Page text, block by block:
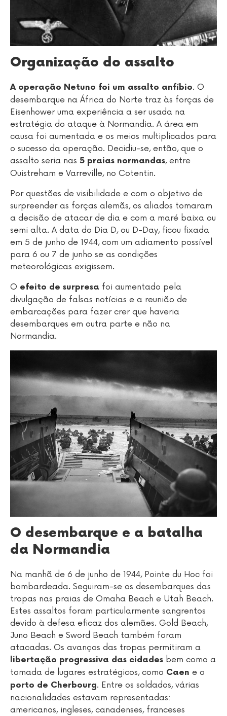
Organização do assalto
A operação Netuno foi um assalto anfíbio. O
desembarque na África do Norte traz às forças de
Eisenhower uma experiência a ser usada na
estratégia do ataque à Normandia. A área em
causa foi aumentada e os meios multiplicados para
o sucesso da operação. Decidiu-se, então, que o
assalto seria nas 5 praias normandas, entre
Ouistreham e Varreville, no Cotentin.
Por questões de visibilidade e com o objetivo de
surpreender as forças alemãs, os aliados tomaram
a decisão de atacar de dia e com a maré baixa ou
semi alta. A data do Dia D, ou D-Day, ficou fixada
em 5 de junho de 1944, com um adiamento possível
para 6 ou 7 de junho se as condições
meteorológicas exigissem.
O efeito de surpresa foi aumentado pela
divulgação de falsas notícias e a reunião de
embarcações para fazer crer que haveria
desembarques em outra parte e não na
Normandia.
O desembarque e a batalha
da Normandia
Na manhã de 6 de junho de 1944, Pointe du Hoc foi
bombardeada. Seguiram-se os desembarques das
tropas nas praias de Omaha Beach e Utah Beach.
Estes assaltos foram particularmente sangrentos
devido à defesa eficaz dos alemães. Gold Beach,
Juno Beach e Sword Beach também foram
atacadas. Os avanços das tropas permitiram a
libertação progressiva das cidades bem como a
tomada de lugares estratégicos, como Caen e o
porto de Cherbourg. Entre os soldados, várias
nacionalidades estavam representadas:
americanos, ingleses, canadenses, franceses